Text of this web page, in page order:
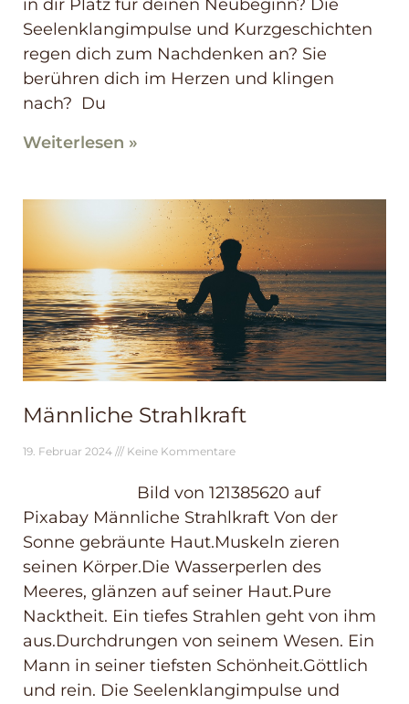
in dir Platz für deinen Neubeginn? Die
Seelenklangimpulse und Kurzgeschichten
regen dich zum Nachdenken an? Sie
berühren dich im Herzen und klingen
nach? Du
Weiterlesen »
Männliche Strahlkraft
19. Februar 2024 Keine Kommentare
Bild von 121385620 auf
Pixabay Männliche Strahlkraft Von der
Sonne gebräunte Haut.Muskeln zieren
seinen Körper.Die Wasserperlen des
Meeres, glänzen auf seiner Haut.Pure
Nacktheit. Ein tiefes Strahlen geht von ihm
aus.Durchdrungen von seinem Wesen. Ein
Mann in seiner tiefsten Schönheit.Göttlich
und rein. Die Seelenklangimpulse und